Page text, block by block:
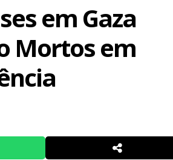
em Gaza
Mortos em